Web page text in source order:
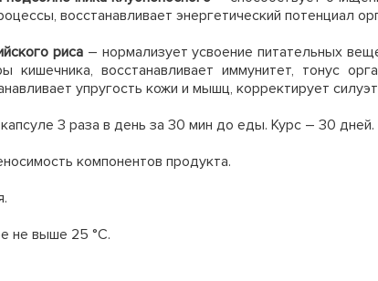
восстанавливает энергетический потенциал
риса– нормализует усвоение питательных
кишечника, восстанавливает иммунитет, тонус
упругость кожи и мышц, корректирует
капсуле 3 раза в день за 30 мин до еды. Курс – 30
компонентов продукта.
не выше 25 °С.